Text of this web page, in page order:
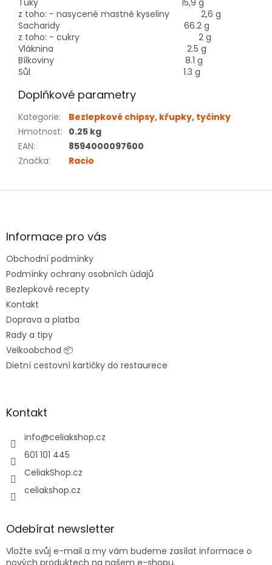
Tuky 15,9 g
z toho: - nasycené mastné kyseliny 2,6 g
Sacharidy 66.2 g
z toho: - cukry 2 g
Vláknina 2.5 g
Bílkoviny 8.1 g
Sůl 1.3 g
Doplňkové parametry
Kategorie:
Bezlepkové chipsy, křupky, tyčinky
Hmotnost: 0.25 kg
EAN:
8594000097600
Značka: Racio
Z
aInformace pro vás
Obchodní podmínky
Podmínky ochrany osobních údajů
Bezlepkové recepty
Kontakt
Doprava a platba
Rady a tipy
Velkoobchod 📦
Dietní cestovní kartičky do restaurece
Kontakt
info@celiakshop.cz
601 101 445
CeliakShop.cz
celiakshop.cz
Odebírat newsletter
Vložte svůj e-mail a my vám budeme zasílat informace o